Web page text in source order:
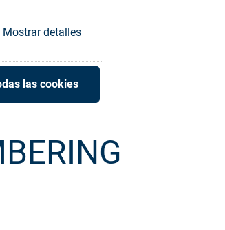
Mostrar detalles
las cookies